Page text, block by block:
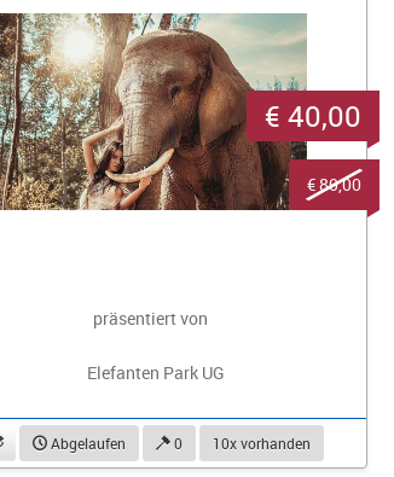
präsentiert von
Elefanten Park UG
beobachtenAbgelaufen 0 10x vorhanden
€ 40,00
€ 80,00